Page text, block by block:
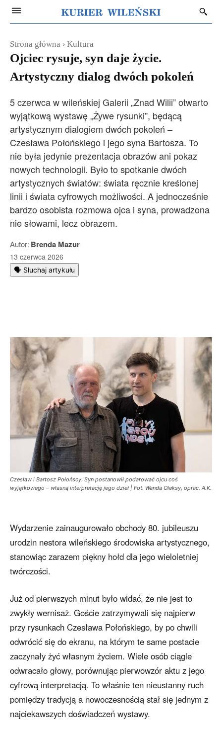
Strona główna Kultura
Ojciec rysuje, syn daje życie.
Artystyczny dialog dwóch pokoleń
5 czerwca w wileńskiej Galerii „Znad Wilii” otwarto
wyjątkową wystawę „Żywe rysunki”, będącą
artystycznym dialogiem dwóch pokoleń –
Czesława Połońskiego i jego syna Bartosza. To
nie była jedynie prezentacja obrazów ani pokaz
nowych technologii. Było to spotkanie dwóch
artystycznych światów: świata ręcznie kreślonej
linii i świata cyfrowych możliwości. A jednocześnie
bardzo osobista rozmowa ojca i syna, prowadzona
nie słowami, lecz obrazem.
Autor: Brenda Mazur
13 czerwca 2026
🗣️ Słuchaj artykułu
Czesław i Bartosz Połońscy. Syn postanowił podarować ojcu coś
wyjątkowego – własną interpretację jego dzieł | Fot. Wanda Oleksy, oprac. A.K.
Wydarzenie zainaugurowało obchody 80. jubileuszu
urodzin nestora wileńskiego środowiska artystycznego,
stanowiąc zarazem piękny hołd dla jego wieloletniej
twórczości.
Już od pierwszych minut było widać, że nie jest to
zwykły wernisaż. Goście zatrzymywali się najpierw
przy rysunkach Czesława Połońskiego, by po chwili
odwrócić się do ekranu, na którym te same postacie
zaczynały żyć własnym życiem. Wiele osób ciągle
odwracało głowy, porównując pierwowzór aktu z jego
cyfrową interpretacją. To właśnie ten nieustanny ruch
pomiędzy tradycją a nowoczesnością stał się jednym z
najciekawszych doświadczeń wystawy.